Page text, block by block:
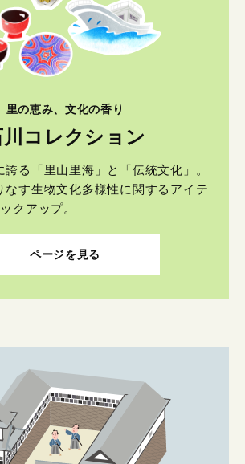
里の恵み、文化の香り
コレクション
る「里山里海」と「伝統文化」。
なす生物文化多様性に関するアイテ
クアップ。
ページを見る